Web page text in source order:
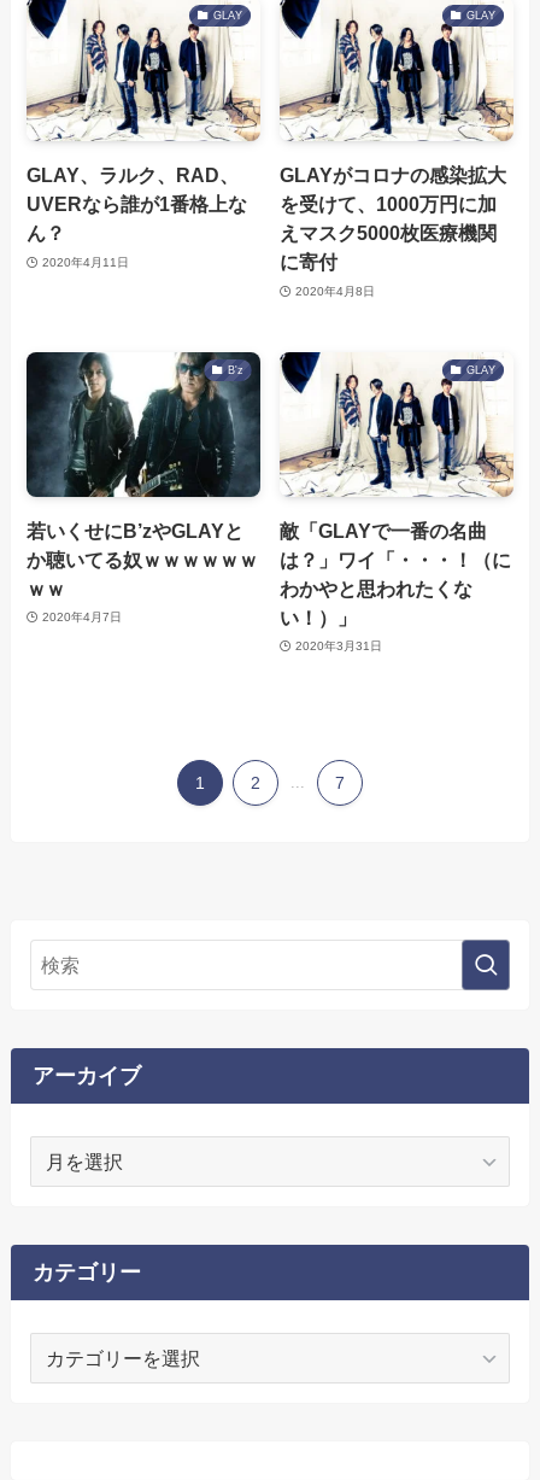
GLAY
GLAY、ラルク、RAD、
UVERなら誰が1番格上な
ん？
2020年4月11日
GLAY
GLAYがコロナの感染拡大
を受けて、1000万円に加
えマスク5000枚医療機関
に寄付
2020年4月8日
B'z
若いくせにB’zやGLAYと
か聴いてる奴ｗｗｗｗｗｗ
ｗｗ
2020年4月7日
GLAY
敵「GLAYで一番の名曲
は？」ワイ「・・・！（に
わかやと思われたくな
い！）」
2020年3月31日
1 2 7
アーカイブ
イ
ブ
カテゴリー